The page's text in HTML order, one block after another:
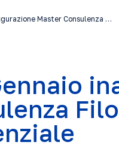
Master Consulenza …